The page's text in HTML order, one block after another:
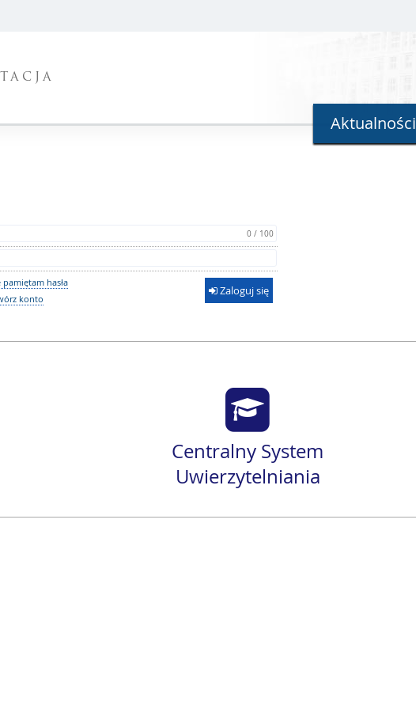
Aktualności
0 / 100
pamiętam hasła
konto
Zaloguj się
Centralny System
Uwierzytelniania